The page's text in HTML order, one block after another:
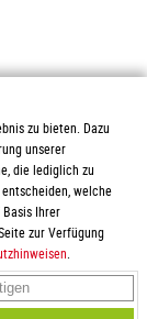
zu bieten. Dazu
unserer
die lediglich zu
welche
Ihrer
zur Verfügung
GmbH
Liefer- und